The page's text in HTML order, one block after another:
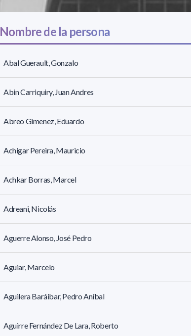
Nombre de la persona
Abal Guerault, Gonzalo
Abin Carriquiry, Juan Andres
Abreo Gimenez, Eduardo
Achigar Pereira, Mauricio
Achkar Borras, Marcel
Adreani, Nicolás
Aguerre Alonso, José Pedro
Aguiar, Marcelo
Aguilera Baráibar, Pedro Aníbal
Aguirre Fernández De Lara, Roberto